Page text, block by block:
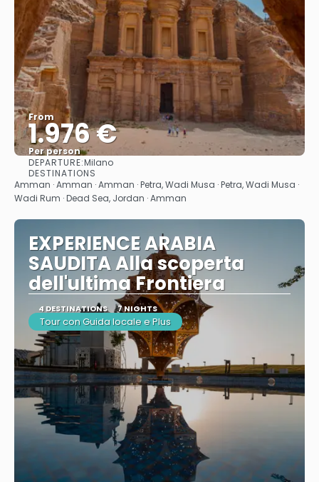
From
1.976 €
Per person
DEPARTURE:Milano
DESTINATIONS
Amman · Amman · Amman · Petra, Wadi Musa · Petra, Wadi Musa ·
Wadi Rum · Dead Sea, Jordan · Amman
EXPERIENCE ARABIA
SAUDITA Alla scoperta
dell'ultima Frontiera
4 DESTINATIONS 7 NIGHTS
Tour con Guida locale e Plus